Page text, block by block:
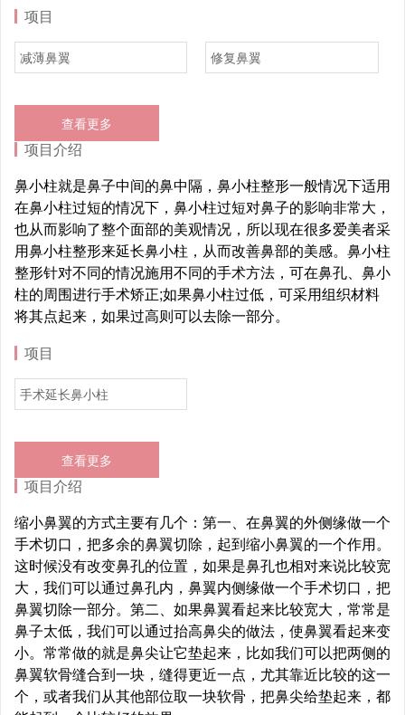
项目
减薄鼻翼 修复鼻翼
查看更多
项目介绍
鼻小柱就是鼻子中间的鼻中隔，鼻小柱整形一般情况下适用
在鼻小柱过短的情况下，鼻小柱过短对鼻子的影响非常大，
也从而影响了整个面部的美观情况，所以现在很多爱美者采
用鼻小柱整形来延长鼻小柱，从而改善鼻部的美感。鼻小柱
整形针对不同的情况施用不同的手术方法，可在鼻孔、鼻小
柱的周围进行手术矫正;如果鼻小柱过低，可采用组织材料
将其点起来，如果过高则可以去除一部分。
项目
手术延长鼻小柱
查看更多
项目介绍
缩小鼻翼的方式主要有几个：第一、在鼻翼的外侧缘做一个
手术切口，把多余的鼻翼切除，起到缩小鼻翼的一个作用。
这时候没有改变鼻孔的位置，如果是鼻孔也相对来说比较宽
大，我们可以通过鼻孔内，鼻翼内侧缘做一个手术切口，把
鼻翼切除一部分。第二、如果鼻翼看起来比较宽大，常常是
鼻子太低，我们可以通过抬高鼻尖的做法，使鼻翼看起来变
小。常常做的就是鼻尖让它垫起来，比如我们可以把两侧的
鼻翼软骨缝合到一块，缝得更近一点，尤其靠近比较的这一
个，或者我们从其他部位取一块软骨，把鼻尖给垫起来，都